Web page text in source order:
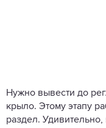
Нужно вывести до
крыло. Этому этапу
раздел.